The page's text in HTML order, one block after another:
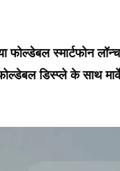
फोल्डेबल स्मार्टफोन
डिस्प्ले के साथ